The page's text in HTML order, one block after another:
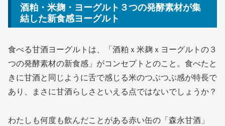
酒粕・米麹・ヨーグルト３つの発酵素材が集
結した新食感ヨーグルト
食べる甘酒ヨーグルトは、「酒粕ｘ米麹ｘヨーグルトの３
つの発酵素材の新食感」がコンセプトとのこと。食べたと
きに甘酒と同じように舌で感じる米のつぶつぶ感が特長で
あり、まさに甘酒らしさといえる点ではないでしょうか？
わたしも何度も飲んだことがある赤い缶の「森永甘酒」